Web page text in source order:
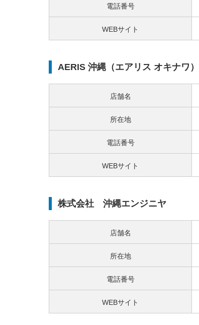
電話番号
WEBサイト
AERIS 沖縄（エアリス オキナワ）
店舗名
所在地
電話番号
WEBサイト
株式会社 沖縄エンジニヤ
店舗名
所在地
電話番号
WEBサイト